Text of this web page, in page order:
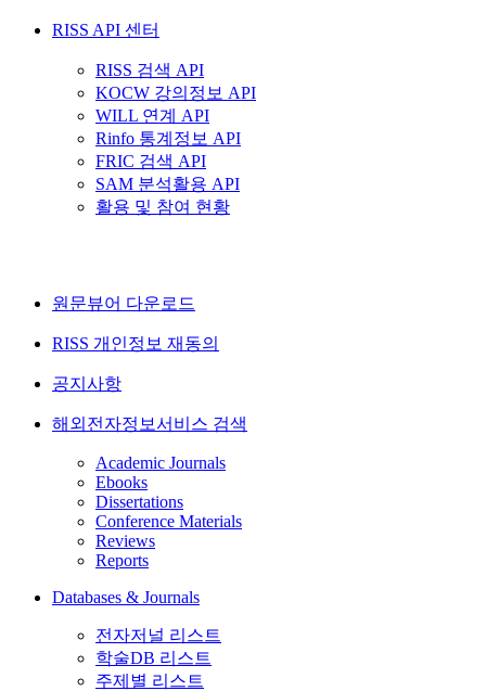
RISS API 센터
RISS 검색 API
KOCW 강의정보 API
WILL 연계 API
Rinfo 통계정보 API
FRIC 검색 API
SAM 분석활용 API
활용 및 참여 현황
원문뷰어 다운로드
RISS 개인정보 재동의
공지사항
해외전자정보서비스 검색
Academic Journals
Ebooks
Dissertations
Conference Materials
Reviews
Reports
Databases & Journals
전자저널 리스트
학술DB 리스트
주제별 리스트